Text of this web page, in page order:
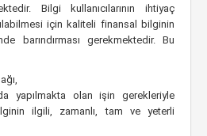
Bilgi kullanıcılarının ihtiyaç
için kaliteli finansal bilginin
barındırması gerekmektedir. Bu
yapılmakta olan işin gerekleriyle
ilgili, zamanlı, tam ve yeterli